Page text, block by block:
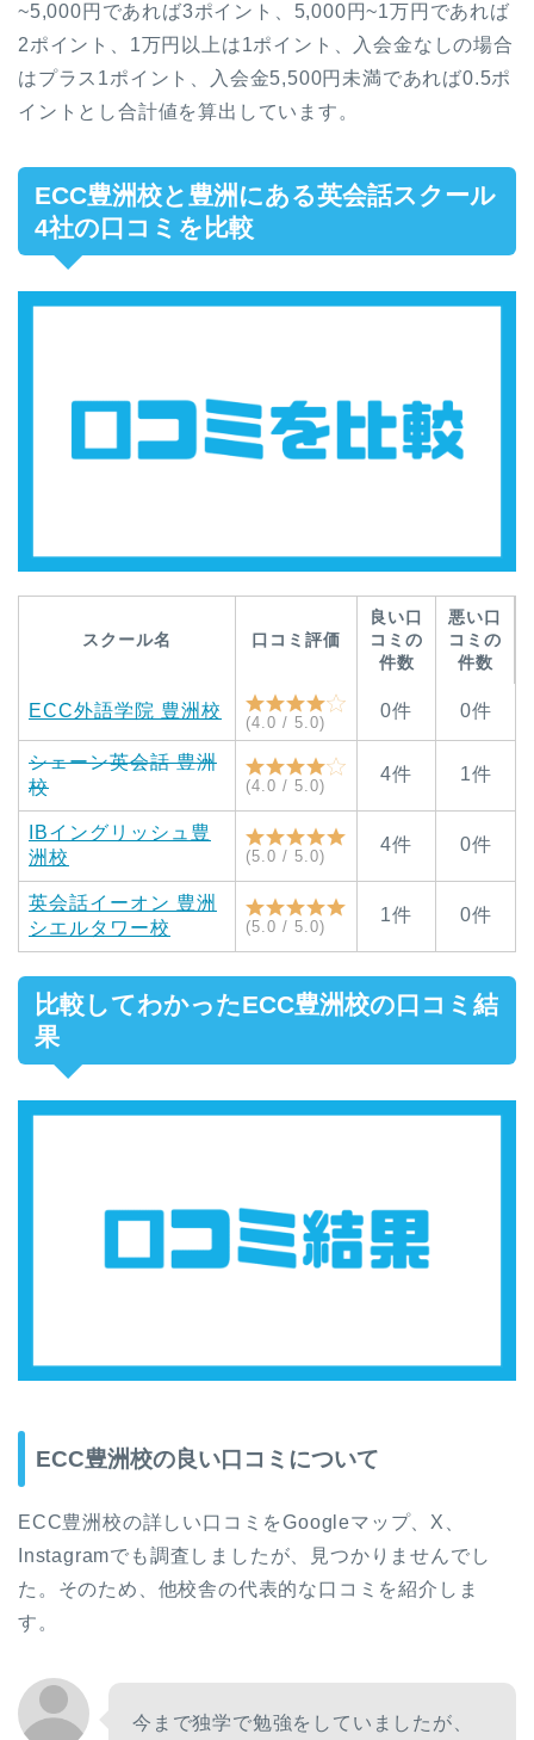
~5,000円であれば3ポイント、5,000円~1万円であれば
2ポイント、1万円以上は1ポイント、入会金なしの場合
はプラス1ポイント、入会金5,500円未満であれば0.5ポ
イントとし合計値を算出しています。
ECC豊洲校と豊洲にある英会話スクール
4社の口コミを比較
スクール名 口コミ評価
良い口
コミの
件数
悪い口
コミの
件数
ECC外語学院 豊洲校
(4.0 / 5.0)
0件 0件
シェーン英会話 豊洲
校
(4.0 / 5.0)
4件 1件
IBイングリッシュ 豊
洲校
(5.0 / 5.0)
4件 0件
英会話イーオン 豊洲
シエルタワー校
(5.0 / 5.0)
1件 0件
比較してわかったECC豊洲校の口コミ結
果
ECC豊洲校の良い口コミについて
ECC豊洲校の詳しい口コミをGoogleマップ、X、
Instagramでも調査しましたが、見つかりませんでし
た。そのため、他校舎の代表的な口コミを紹介しま
す。
今まで独学で勉強をしていましたが、